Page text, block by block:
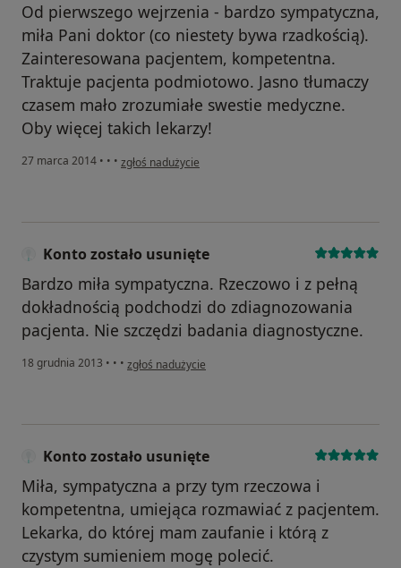
Od pierwszego wejrzenia - bardzo sympatyczna,
miła Pani doktor (co niestety bywa rzadkością).
Zainteresowana pacjentem, kompetentna.
Traktuje pacjenta podmiotowo. Jasno tłumaczy
czasem mało zrozumiałe swestie medyczne.
Oby więcej takich lekarzy!
27 marca 2014 • • • w opinii użytkownika Konto zostało usunięte
zgłoś nadużycie
Konto zostało usunięte
Bardzo miła sympatyczna. Rzeczowo i z pełną
dokładnością podchodzi do zdiagnozowania
pacjenta. Nie szczędzi badania diagnostyczne.
18 grudnia 2013 • • • w opinii użytkownika Konto zostało usunięte
zgłoś nadużycie
Konto zostało usunięte
Miła, sympatyczna a przy tym rzeczowa i
kompetentna, umiejąca rozmawiać z pacjentem.
Lekarka, do której mam zaufanie i którą z
czystym sumieniem mogę polecić.